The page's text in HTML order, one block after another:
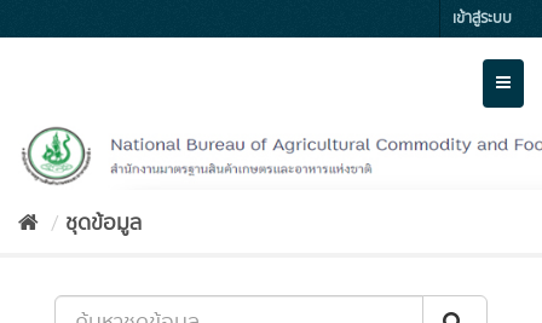
to
เข้าสู่ระบบ
ชุดข้อมูล